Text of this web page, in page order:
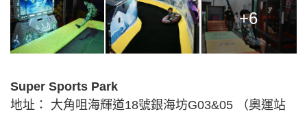
+6
Super Sports Park
地址： 大角咀海輝道18號銀海坊G03&05 （奧運站